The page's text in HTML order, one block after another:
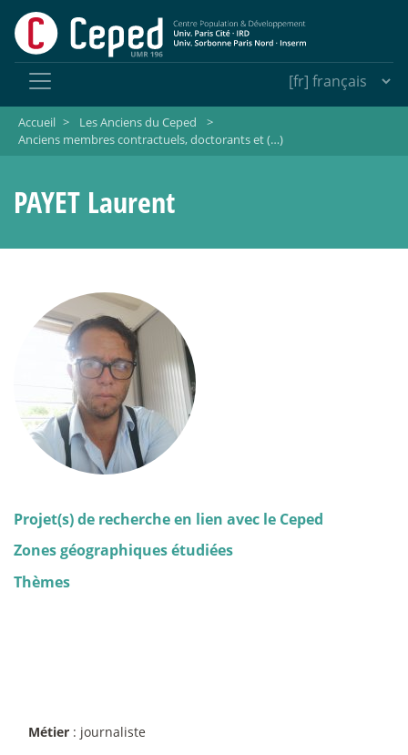
Accueil > Les Anciens du Ceped
>
Anciens membres contractuels, doctorants et (…)
PAYET Laurent
Projet(s) de recherche en lien avec le Ceped
Zones géographiques étudiées
Thèmes
Métier : journaliste